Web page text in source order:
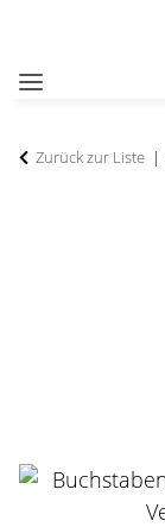
Zurück zur Liste